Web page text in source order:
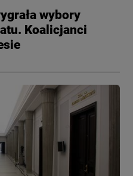
wybory
Koalicjanci